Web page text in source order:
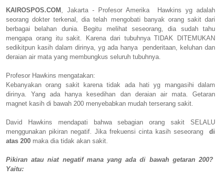
KAIROSPOS.COM
, Jakarta - Profesor Amerika Hawkins yg adalah
seorang dokter terkenal, dia telah mengobati banyak orang sakit dari
berbagai belahan dunia. Begitu melihat seseorang, dia sudah tahu
mengapa orang itu sakit. Karena dari tubuhnya TIDAK DITEMUKAN
sedikitpun kasih dalam dirinya, yg ada hanya penderitaan, keluhan dan
deraian air mata yang membungkus seluruh tubuhnya.
Profesor Hawkins mengatakan:
Kebanyakan orang sakit karena tidak ada hati yg mangasihi dalam
dirinya. Yang ada hanya kesedihan dan deraian air mata. Getaran
magnet kasih di bawah 200 menyebabkan mudah terserang sakit.
David Hawkins mendapati bahwa sebagian orang sakit SELALU
menggunakan pikiran negatif. Jika frekuensi cinta kasih seseorang di
atas 200 maka dia tidak akan sakit.
Pikiran atau niat negatif mana yang ada di bawah getaran 200?
Yaitu: